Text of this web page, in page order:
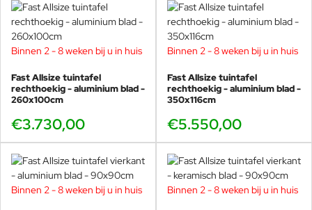
Binnen 2 - 8 weken bij u in huis
Fast Allsize tuintafel
rechthoekig - aluminium blad -
260x100cm
€3.730,00
Binnen 2 - 8 weken bij u in huis
Fast Allsize tuintafel
rechthoekig - aluminium blad -
350x116cm
€5.550,00
Binnen 2 - 8 weken bij u in huis Binnen 2 - 8 weken bij u in huis